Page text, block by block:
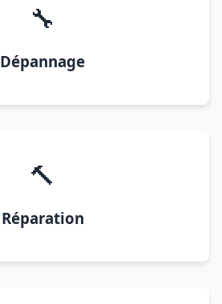
🔧
Dépannage
🔨
Réparation